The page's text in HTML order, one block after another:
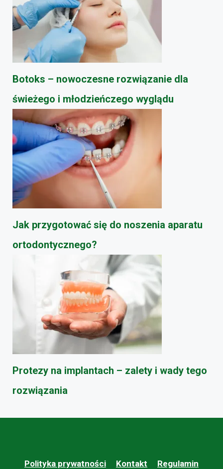
Botoks – nowoczesne rozwiązanie dla
świeżego i młodzieńczego wyglądu
Jak przygotować się do noszenia aparatu
ortodontycznego?
Protezy na implantach – zalety i wady tego
rozwiązania
Polityka prywatności Kontakt Regulamin